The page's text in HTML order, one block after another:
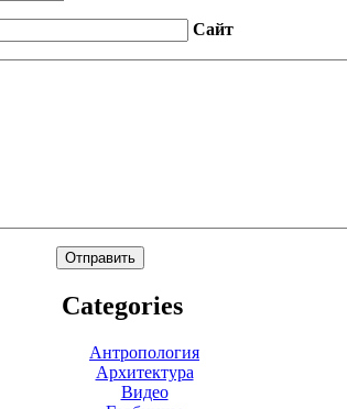
Сайт
Categories
Антропология
Архитектура
Видео